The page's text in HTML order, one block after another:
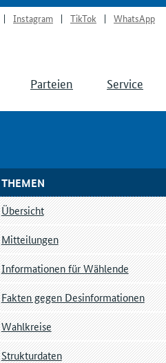
Instagram TikTok WhatsApp
Parteien Service
THEMEN
Übersicht
Mitteilungen
Informationen für Wählende
Fakten gegen Desinformationen
Wahlkreise
Strukturdaten